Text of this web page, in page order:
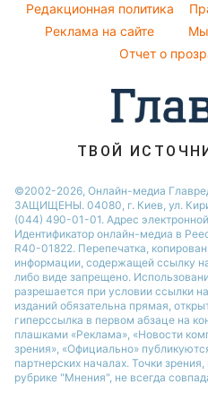
Кейт Миддлтон
Алла Пугачева
Погода на завтра
Пылевая буря
Редакционная политика
Реклама на сайте
Мы
Отчет о
ТВОЙ
©2002-2026, Онлайн-медиа
ЗАЩИЩЕНЫ. 04080, г. Киев, ул.
(044) 490-01-01. Адрес
Идентификатор онлайн-медиа в
R40-01822. Перепечатка,
информации, содержащей ссылку
либо виде запрещено.
разрешается при условии ссылки
изданий обязательна прямая,
гиперссылка в первом абзаце на
плашками «Реклама», «Новости
зрения», «Официально»
партнерских началах. Точки
рубрике "Мнения", не всегда